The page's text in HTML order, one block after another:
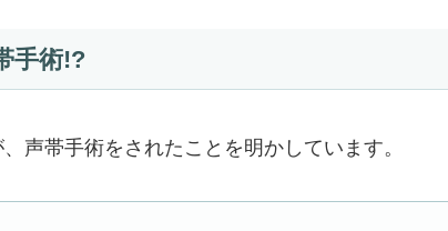
手術!?
声帯手術をされたことを明かしています。